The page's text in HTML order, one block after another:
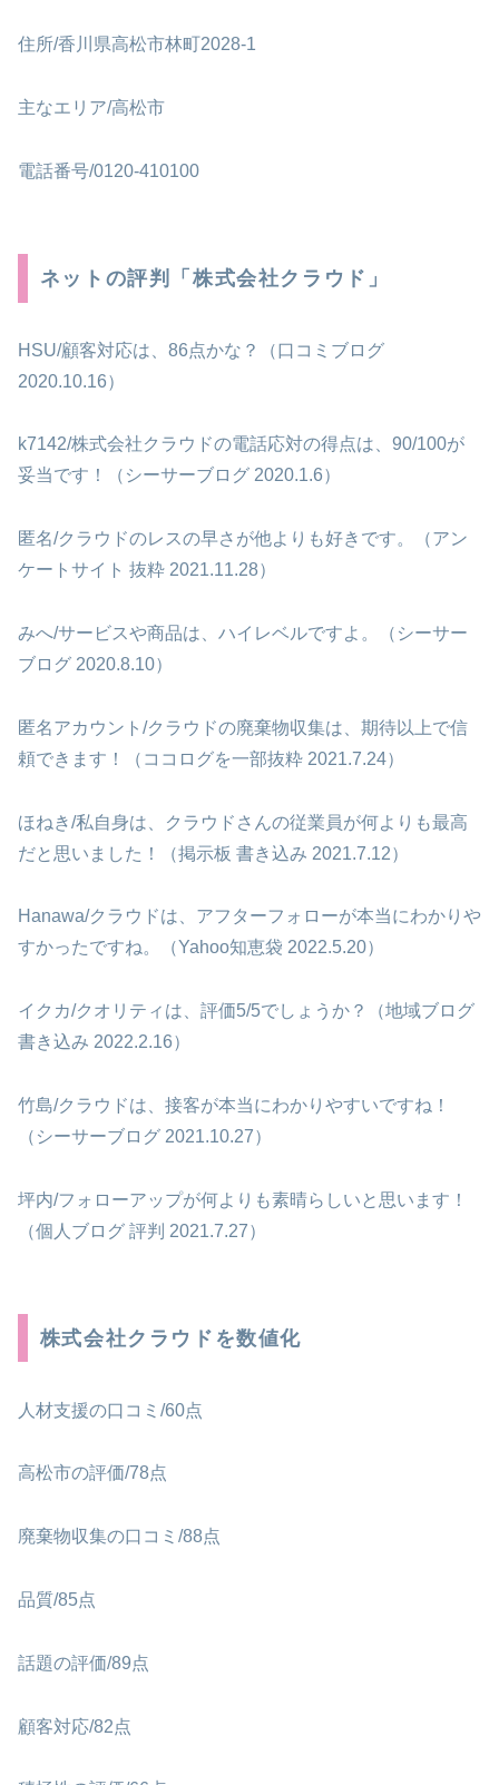
住所/香川県高松市林町2028-1
主なエリア/高松市
電話番号/0120-410100
ネットの評判「株式会社クラウド」
HSU/顧客対応は、86点かな？（口コミブログ
2020.10.16）
k7142/株式会社クラウドの電話応対の得点は、90/100が
妥当です！（シーサーブログ 2020.1.6）
匿名/クラウドのレスの早さが他よりも好きです。（アン
ケートサイト 抜粋 2021.11.28）
みへ/サービスや商品は、ハイレベルですよ。（シーサー
ブログ 2020.8.10）
匿名アカウント/クラウドの廃棄物収集は、期待以上で信
頼できます！（ココログを一部抜粋 2021.7.24）
ほねき/私自身は、クラウドさんの従業員が何よりも最高
だと思いました！（掲示板 書き込み 2021.7.12）
Hanawa/クラウドは、アフターフォローが本当にわかりや
すかったですね。（Yahoo知恵袋 2022.5.20）
イクカ/クオリティは、評価5/5でしょうか？（地域ブログ
書き込み 2022.2.16）
竹島/クラウドは、接客が本当にわかりやすいですね！
（シーサーブログ 2021.10.27）
坪内/フォローアップが何よりも素晴らしいと思います！
（個人ブログ 評判 2021.7.27）
株式会社クラウドを数値化
人材支援の口コミ/60点
高松市の評価/78点
廃棄物収集の口コミ/88点
品質/85点
話題の評価/89点
顧客対応/82点